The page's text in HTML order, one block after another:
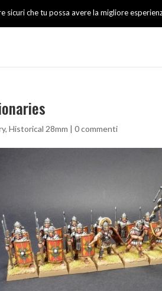
,Historical 28mm |0 commenti
sicuri che tu possa avere la migliore